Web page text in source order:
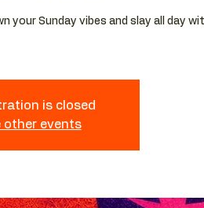
your Sunday vibes and slay all day
is closed
other events